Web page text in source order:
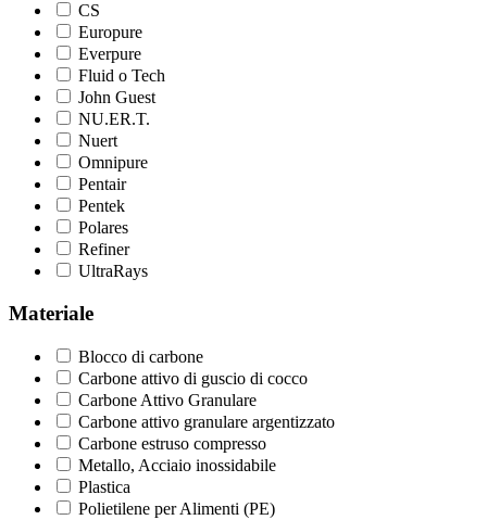
CS
Europure
Everpure
Fluid o Tech
John Guest
NU.ER.T.
Nuert
Omnipure
Pentair
Pentek
Polares
Refiner
UltraRays
Materiale
Blocco di carbone
Carbone attivo di guscio di cocco
Carbone Attivo Granulare
Carbone attivo granulare argentizzato
Carbone estruso compresso
Metallo, Acciaio inossidabile
Plastica
Polietilene per Alimenti (PE)